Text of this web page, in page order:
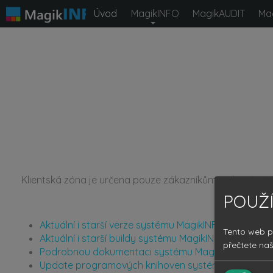
Úvod MagikINFO MagikAUDIT
Klientská zóna je určena pouze zákazníkům s platným
Aktuální i starší verze systému MagikINFO
Aktuální i starší buildy systému MagikINFO
Podrobnou dokumentaci systému MagikINFO
Update programových knihoven systému MagikINFO
Tento web
přečtete